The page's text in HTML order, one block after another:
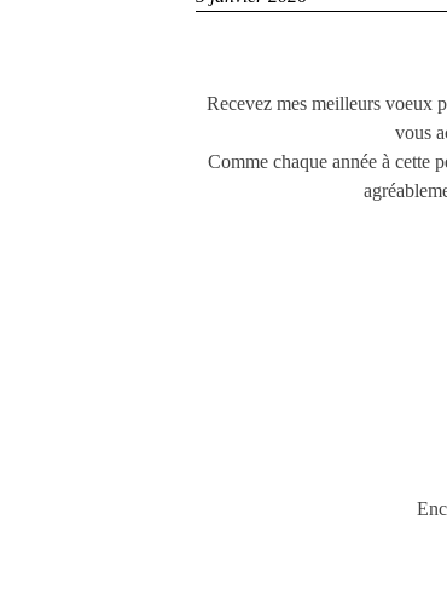
Recevez mes meilleurs voeux
vous
Comme chaque année à cette